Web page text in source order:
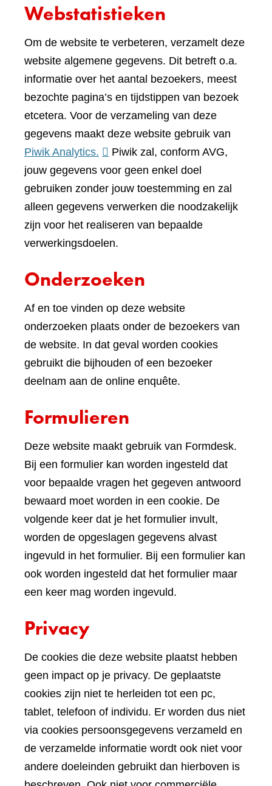
Webstatistieken
Om de website te verbeteren, verzamelt deze
website algemene gegevens. Dit betreft o.a.
informatie over het aantal bezoekers, meest
bezochte pagina’s en tijdstippen van bezoek
etcetera. Voor de verzameling van deze
gegevens maakt deze website gebruik van
Piwik Analytics. (verwijst
naar
een
andere
website)
Piwik zal, conform AVG,
jouw gegevens voor geen enkel doel
gebruiken zonder jouw toestemming en zal
alleen gegevens verwerken die noodzakelijk
zijn voor het realiseren van bepaalde
verwerkingsdoelen.
Onderzoeken
Af en toe vinden op deze website
onderzoeken plaats onder de bezoekers van
de website. In dat geval worden cookies
gebruikt die bijhouden of een bezoeker
deelnam aan de online enquête.
Formulieren
Deze website maakt gebruik van Formdesk.
Bij een formulier kan worden ingesteld dat
voor bepaalde vragen het gegeven antwoord
bewaard moet worden in een cookie. De
volgende keer dat je het formulier invult,
worden de opgeslagen gegevens alvast
ingevuld in het formulier. Bij een formulier kan
ook worden ingesteld dat het formulier maar
een keer mag worden ingevuld.
Privacy
De cookies die deze website plaatst hebben
geen impact op je privacy. De geplaatste
cookies zijn niet te herleiden tot een pc,
tablet, telefoon of individu. Er worden dus niet
via cookies persoonsgegevens verzameld en
de verzamelde informatie wordt ook niet voor
andere doeleinden gebruikt dan hierboven is